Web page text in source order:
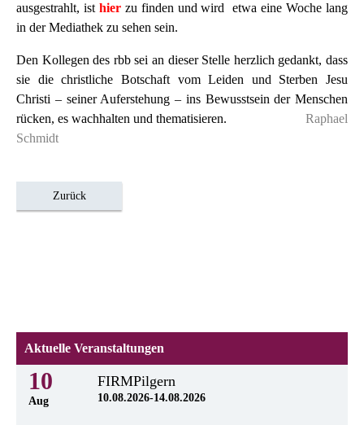
ausgestrahlt, ist hierzu finden und wird etwa eine Woche lang
in der Mediathek zu sehen sein.
Den Kollegen des rbb sei an dieser Stelle herzlich gedankt, dass
sie die christliche Botschaft vom Leiden und Sterben Jesu
Christi – seiner Auferstehung – ins Bewusstsein der Menschen
rücken, es wachhalten und thematisieren.
Raphael
Schmidt
Zurück
Aktuelle Veranstaltungen
10
Aug
FIRMPilgern
10.08.2026-14.08.2026